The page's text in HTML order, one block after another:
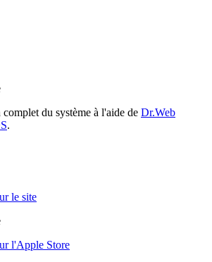
du système à l'aide de Dr.Web
.
le site
l'Apple Store